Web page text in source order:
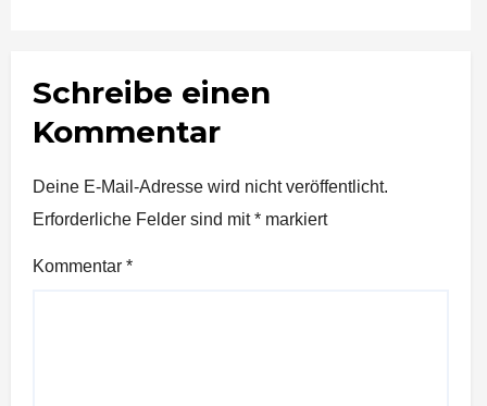
Schreibe einen
Kommentar
Deine E-Mail-Adresse wird nicht veröffentlicht.
Erforderliche Felder sind mit* markiert
Kommentar *